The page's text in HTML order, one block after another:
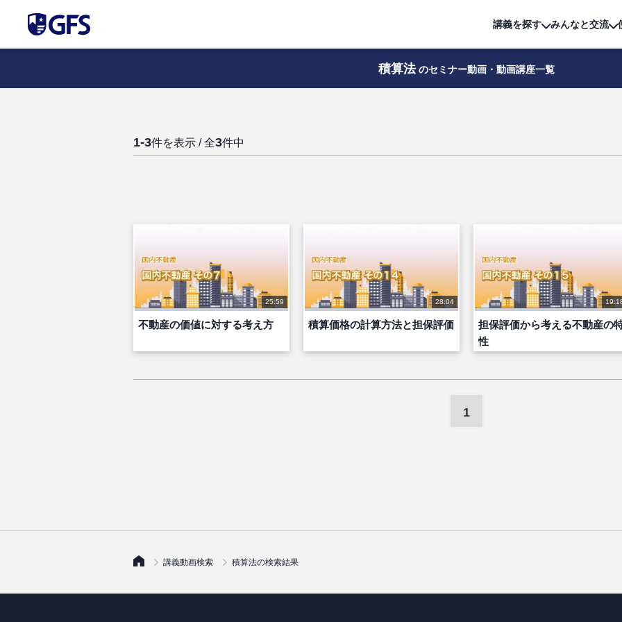
講義を探す みんなと交流
積算法 のセミナー動画・動画講座一覧
1-3件を表示 / 全3件中
25:59
不動産の価値に対する考え方
28:04
積算価格の計算方法と担保評価
担保評価から考える不動産の
性
1
講義動画検索 積算法の検索結果